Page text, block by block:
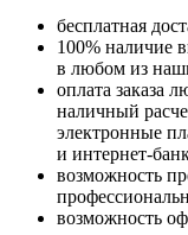
бесплатная
100% наличие
в любом из
оплата заказа
наличный
электронные
и интернет-
возможность
возможность